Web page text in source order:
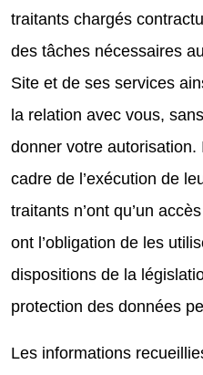
traitants chargés
des tâches nécessaires
Site et de ses services
la relation avec vous,
donner votre
cadre de l’exécution de
traitants n’ont qu’un
ont l’obligation de les
dispositions de la
protection des données
Les informations